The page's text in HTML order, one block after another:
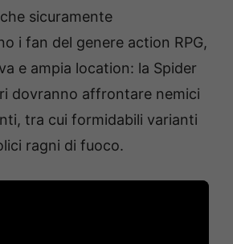
sicuramente
i fan del genere action RPG,
e ampia location: la Spider
dovranno affrontare nemici
tra cui formidabili varianti
ragni di fuoco.